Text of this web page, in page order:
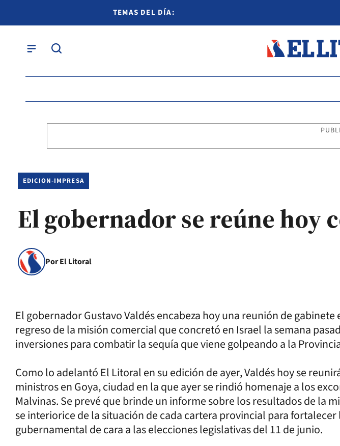
TEMAS DEL DÍA:
EDICION-IMPRESA
El gobernador se reúne hoy
Por El Litoral
El gobernador Gustavo Valdés encabeza hoy una reunión de gabinete
regreso de la misión comercial que concretó en Israel la semana
inversiones para combatir la sequía que viene golpeando a la
Como lo adelantó El Litoral en su edición de ayer, Valdés hoy se
ministros en Goya, ciudad en la que ayer se rindió homenaje a los
Malvinas. Se prevé que brinde un informe sobre los resultados de la
se interiorice de la situación de cada cartera provincial para fortalecer
gubernamental de cara a las elecciones legislativas del 11 de junio.